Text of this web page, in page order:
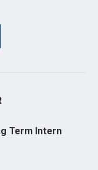
Term Intern